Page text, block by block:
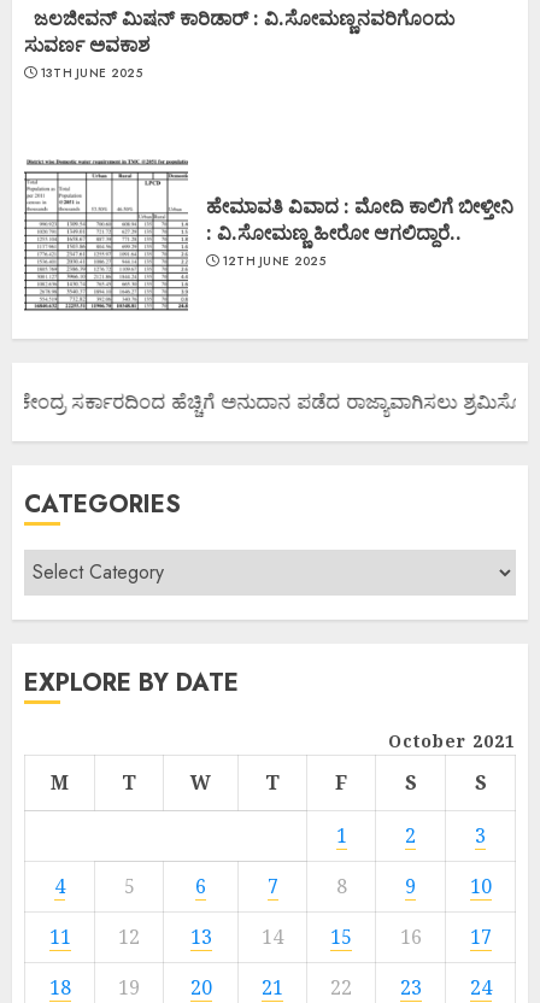
ಜಲಜೀವನ್ ಮಿಷನ್ ಕಾರಿಡಾರ್ : ವಿ.ಸೋಮಣ್ಣನವರಿಗೊಂದು
ಸುವರ್ಣ ಅವಕಾಶ
13TH JUNE 2025
ಹೇಮಾವತಿ ವಿವಾದ : ಮೋದಿ ಕಾಲಿಗೆ ಬೀಳ್ತೀನಿ
: ವಿ.ಸೋಮಣ್ಣ ಹೀರೋ ಆಗಲಿದ್ದಾರೆ..
12TH JUNE 2025
ಕೇಂದ್ರ ಸರ್ಕಾರದಿಂದ ಹೆಚ್ಚಿಗೆ ಅನುದಾನ ಪಡೆದ ರಾಜ್ಯಾವಾಗಿಸಲು ಶ್ರಮಿಸೋಣ
CATEGORIES
EXPLORE BY DATE
October 2021
M T W T F S
S
1
2
3
4
5 6 7 8 9
10
11
12 13 14 15 16
17
18
19 20 21 22 23
24